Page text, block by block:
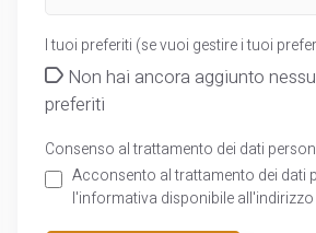
I tuoi preferiti (se vuoi gestire i tuoi
Non hai ancora aggiunto
preferiti
Consenso al trattamento dei dati
Acconsento al trattamento dei dati
l'informativa disponibile all'indirizzo